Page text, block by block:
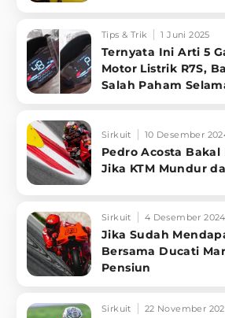
Tips & Trik 1 Juni 2025
Ternyata Ini Arti 5
Motor Listrik R7S,
Salah Paham
Sirkuit 10 Desember
Pedro Acosta
Jika KTM Mundur
Sirkuit 4 Desember 2024
Jika Sudah
Bersama Ducati
Pensiun
Sirkuit 22 November